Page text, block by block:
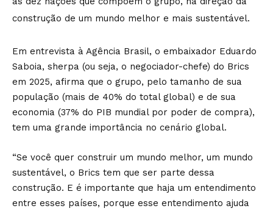
construção de um mundo melhor e mais sustentável.
Em entrevista à Agência Brasil, o embaixador Eduardo
Saboia, sherpa (ou seja, o negociador-chefe) do Brics
em 2025, afirma que o grupo, pelo tamanho de sua
população (mais de 40% do total global) e de sua
economia (37% do PIB mundial por poder de compra),
tem uma grande importância no cenário global.
“Se você quer construir um mundo melhor, um mundo
sustentável, o Brics tem que ser parte dessa
construção. E é importante que haja um entendimento
entre esses países, porque esse entendimento ajuda